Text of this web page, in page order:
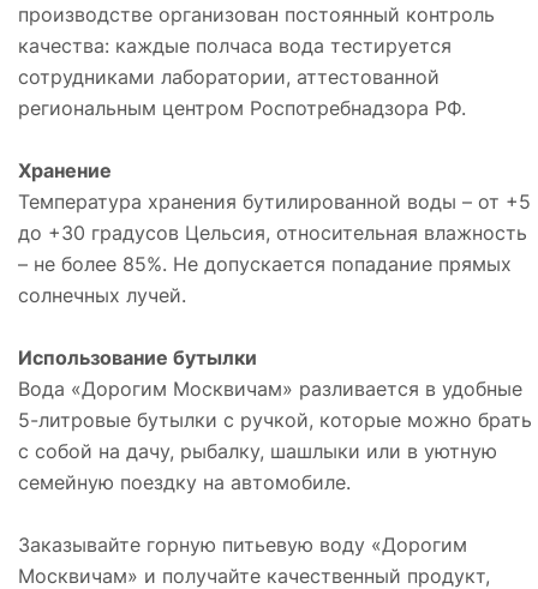
производстве организован постоянный контроль
качества: каждые полчаса вода тестируется
сотрудниками лаборатории, аттестованной
региональным центром Роспотребнадзора РФ.
Хранение
Температура хранения бутилированной воды – от +5
до +30 градусов Цельсия, относительная влажность
– не более 85%. Не допускается попадание прямых
солнечных лучей.
Использование бутылки
Вода «Дорогим Москвичам» разливается в удобные
5-литровые бутылки с ручкой, которые можно брать
с собой на дачу, рыбалку, шашлыки или в уютную
семейную поездку на автомобиле.
Заказывайте горную питьевую воду «Дорогим
Москвичам» и получайте качественный продукт,